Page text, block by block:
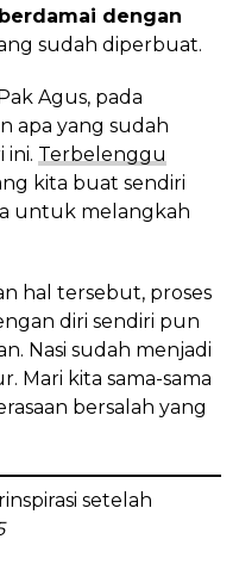
dengan
sudah diperbuat.
Agus, pada
apa yang sudah
ini. Terbelenggu
kita buat sendiri
untuk melangkah
hal tersebut, proses
diri sendiri pun
Nasi sudah menjadi
Mari kita sama-sama
bersalah yang
setelah